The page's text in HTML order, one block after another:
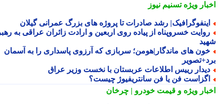
ویژهتسنیم نیوز
رشد صادرات تا پروژه های بزرگ عمرانی گیلان
خسروپناه از پیاده روی اربعین و ارادت زائران عراقی به رهبر
های ماندگار|هومن؛ سربازی که آرزوی پاسداری را به آسمان
رییس اطلاعات عربستان با نخست وزیر عراق
فن یا فن سانتریفیوژ چیست؟
ویژهو قیمت خودرو | چرخان